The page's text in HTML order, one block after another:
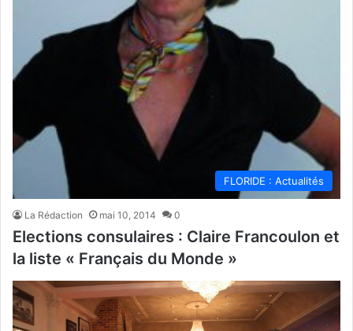
FLORIDE : Actualités
La Rédaction mai 10, 2014 0
Elections consulaires : Claire Francoulon et
la liste « Français du Monde »